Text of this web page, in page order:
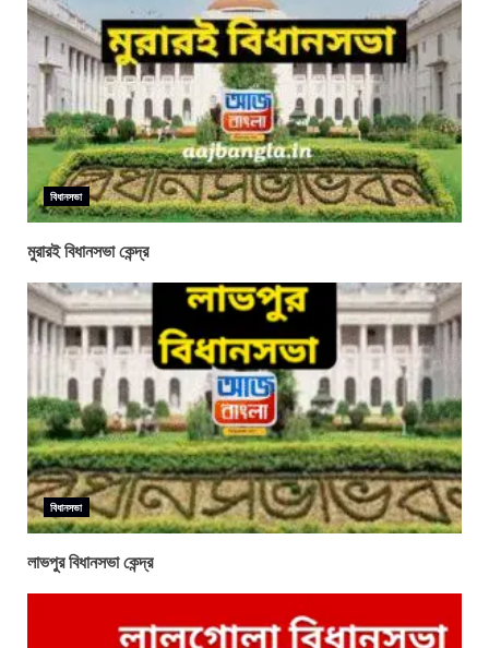
বিধানসভা
মুরারই বিধানসভা কেন্দ্র
বিধানসভা
লাভপুর বিধানসভা কেন্দ্র